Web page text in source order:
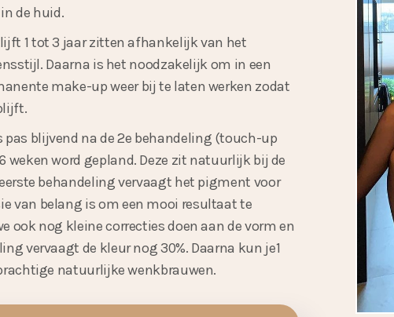
de huid.
1 tot 3 jaar zitten afhankelijk van het
Daarna is het noodzakelijk om in een
make-up weer bij te laten werken zodat
blijvend na de 2e behandeling (touch-up
weken word gepland. Deze zit natuurlijk bij de
behandeling vervaagt het pigment voor
van belang is om een mooi resultaat te
ook nog kleine correcties doen aan de vorm en
vervaagt de kleur nog 30%. Daarna kun je1
natuurlijke wenkbrauwen.